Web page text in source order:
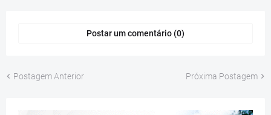
Postar um comentário (0)
Postagem Anterior Próxima Postagem